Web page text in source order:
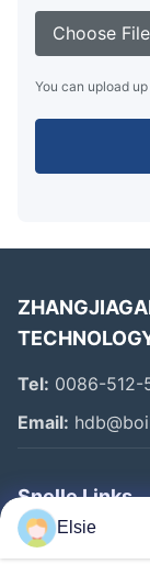
Choose
You can upload
Tel: 0086-512-
Email:
Snelle Links
Huis
Elsie